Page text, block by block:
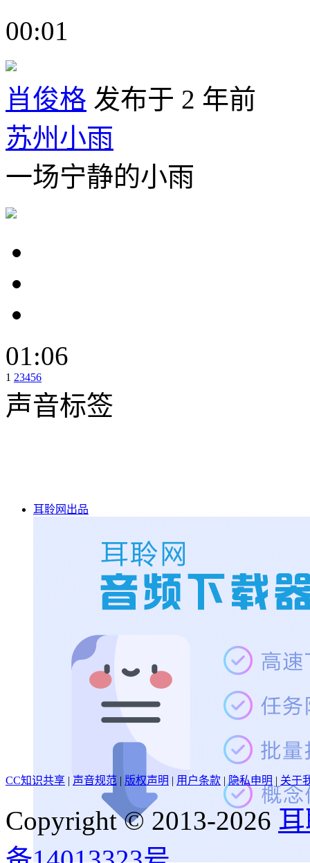
00:01
肖俊格 发布于 2 年前
苏州小雨
一场宁静的小雨
01:06
1 23456
声音标签
耳聆网出品
CC知识共享 | 声音规范 | 版权声明 | 用户条款 |隐私申明 | 关于
Copyright © 2013-2026